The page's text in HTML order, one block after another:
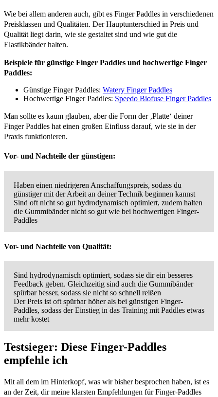
Wie bei allem anderen auch, gibt es Finger Paddles in verschiedenen
Preisklassen und Qualitäten. Der Hauptunterschied in Preis und
Qualität liegt darin, wie sie gestaltet sind und wie gut die
Elastikbänder halten.
Beispiele für günstige Finger Paddles und hochwertige Finger
Paddles:
Günstige Finger Paddles: Watery Finger Paddles
Hochwertige Finger Paddles: Speedo Biofuse Finger Paddles
Man sollte es kaum glauben, aber die Form der ‚Platte‘ deiner
Finger Paddles hat einen großen Einfluss darauf, wie sie in der
Praxis funktionieren.
Vor- und Nachteile der günstigen:
Haben einen niedrigeren Anschaffungspreis, sodass du
günstiger mit der Arbeit an deiner Technik beginnen kannst
Sind oft nicht so gut hydrodynamisch optimiert, zudem halten
die Gummibänder nicht so gut wie bei hochwertigen Finger-
Paddles
Vor- und Nachteile von Qualität:
Sind hydrodynamisch optimiert, sodass sie dir ein besseres
Feedback geben. Gleichzeitig sind auch die Gummibänder
spürbar besser, sodass sie nicht so schnell reißen
Der Preis ist oft spürbar höher als bei günstigen Finger-
Paddles, sodass der Einstieg in das Training mit Paddles etwas
mehr kostet
Testsieger: Diese Finger-Paddles
empfehle ich
Mit all dem im Hinterkopf, was wir bisher besprochen haben, ist es
an der Zeit, dir meine klarsten Empfehlungen für Finger-Paddles